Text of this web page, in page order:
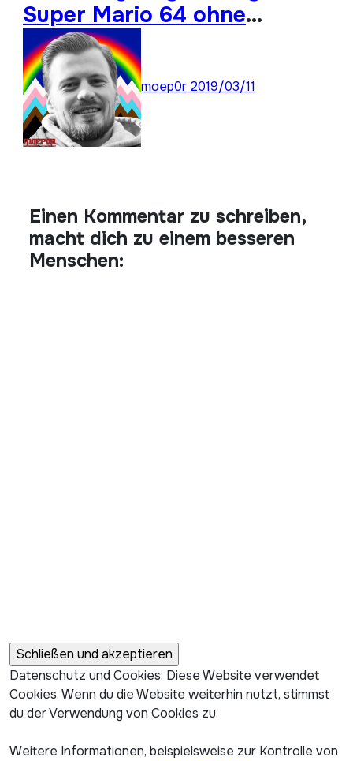
Super Mario 64 ohne
Analogstick durchspielen
moep0r 2019/03/11
Einen Kommentar zu schreiben,
macht dich zu einem besseren
Menschen:
Datenschutz und Cookies: Diese Website verwendet
Cookies. Wenn du die Website weiterhin nutzt, stimmst
du der Verwendung von Cookies zu.
Weitere Informationen, beispielsweise zur Kontrolle von